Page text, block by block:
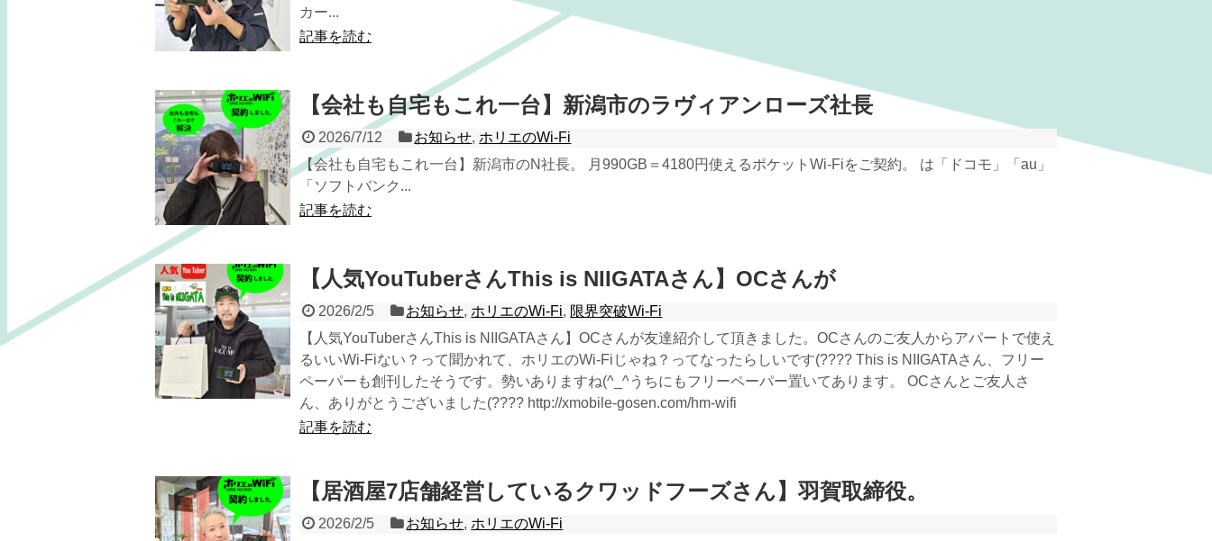
カー...
記事を読む
【会社も自宅もこれ一台】新潟市のラヴィアンローズ社長
2026/7/12 お知らせ,ホリエのWi-Fi
【会社も自宅もこれ一台】新潟市のN社長。 月990GB＝4180円使えるポケットWi-Fiをご契約。 は「ドコモ」「au」
「ソフトバンク...
記事を読む
【人気YouTuberさんThis is NIIGATAさん】OCさんが
2026/2/5 お知らせ,ホリエのWi-Fi, 限界突破Wi-Fi
【人気YouTuberさんThis is NIIGATAさん】OCさんが友達紹介して頂きました。OCさんのご友人からアパートで使え
るいいWi-Fiない？って聞かれて、ホリエのWi-Fiじゃね？ってなったらしいです(???? This is NIIGATAさん、フリー
ペーパーも創刊したそうです。勢いありますね(^_^うちにもフリーペーパー置いてあります。 OCさんとご友人さ
ん、ありがとうございました(???? http://xmobile-gosen.com/hm-wifi
記事を読む
【居酒屋7店舗経営しているクワッドフーズさん】羽賀取締役。
2026/2/5 お知らせ,ホリエのWi-Fi